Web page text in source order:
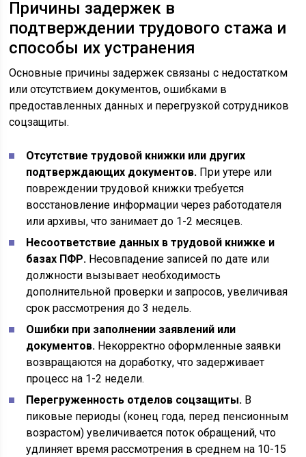
Причины задержек в
подтверждении трудового стажа и
способы их устранения
Основные причины задержек связаны с недостатком
или отсутствием документов, ошибками в
предоставленных данных и перегрузкой сотрудников
соцзащиты.
Отсутствие трудовой книжки или других
подтверждающих документов. При утере или
повреждении трудовой книжки требуется
восстановление информации через работодателя
или архивы, что занимает до 1-2 месяцев.
Несоответствие данных в трудовой книжке и
базах ПФР. Несовпадение записей по дате или
должности вызывает необходимость
дополнительной проверки и запросов, увеличивая
срок рассмотрения до 3 недель.
Ошибки при заполнении заявлений или
документов. Некорректно оформленные заявки
возвращаются на доработку, что задерживает
процесс на 1-2 недели.
Перегруженность отделов соцзащиты. В
пиковые периоды (конец года, перед пенсионным
возрастом) увеличивается поток обращений, что
удлиняет время рассмотрения в среднем на 10-15